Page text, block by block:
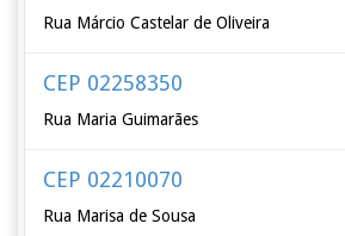
Rua Márcio Castelar de Oliveira
CEP 02258350
Rua Maria Guimarães
CEP 02210070
Rua Marisa de Sousa